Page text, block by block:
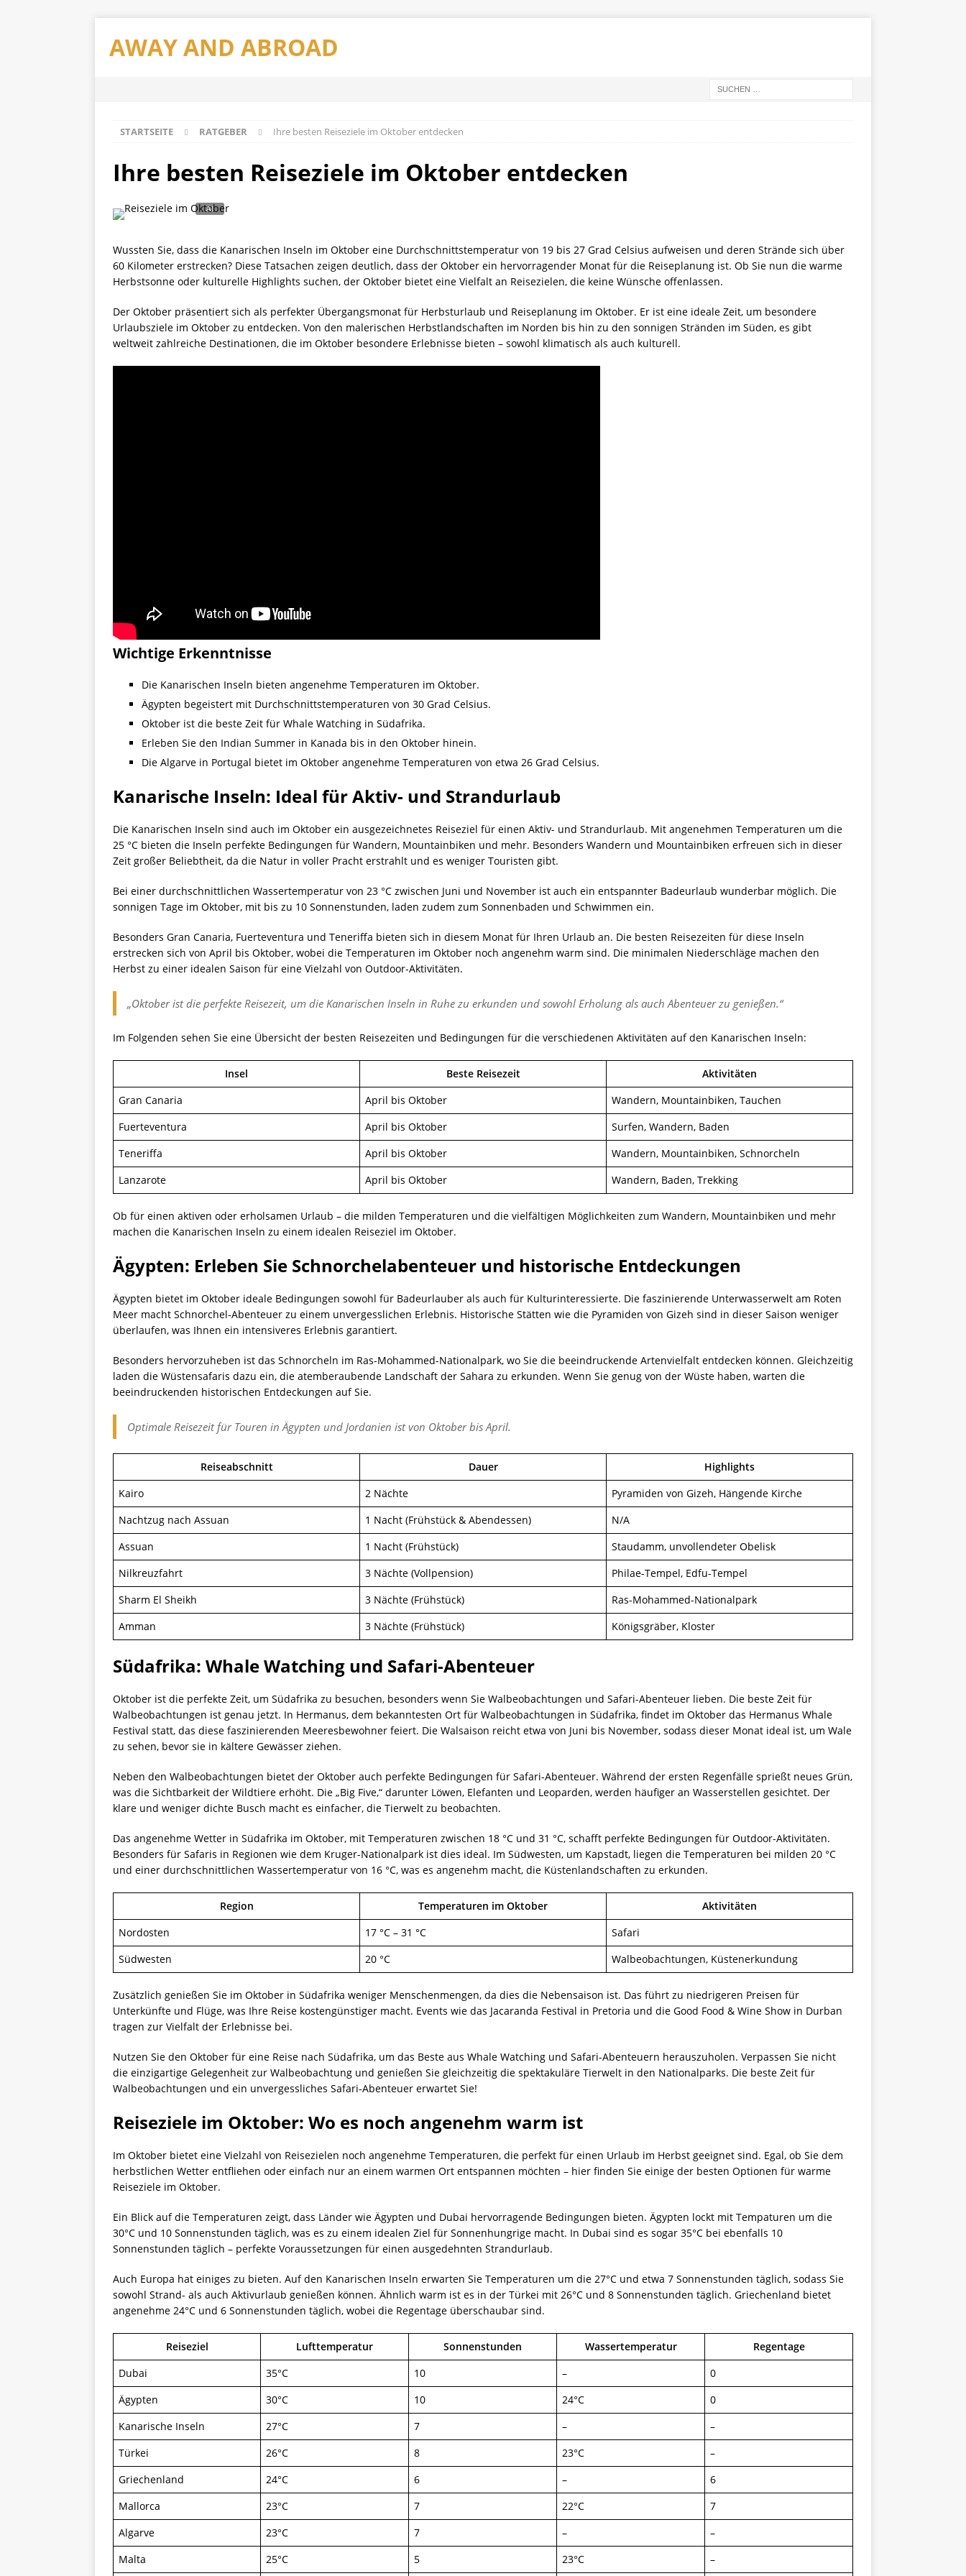
AWAY AND ABROAD
STARTSEITE RATGEBER Ihre besten Reiseziele im Oktober entdecken
Ihre besten Reiseziele im Oktober entdecken
Wussten Sie, dass die Kanarischen Inseln im Oktober eine Durchschnittstemperatur von 19 bis 27 Grad Celsius aufweisen und deren Strände sich über
60 Kilometer erstrecken? Diese Tatsachen zeigen deutlich, dass der Oktober ein hervorragender Monat für die Reiseplanung ist. Ob Sie nun die warme
Herbstsonne oder kulturelle Highlights suchen, der Oktober bietet eine Vielfalt an Reisezielen, die keine Wünsche offenlassen.
Der Oktober präsentiert sich als perfekter Übergangsmonat für Herbsturlaub und Reiseplanung im Oktober. Er ist eine ideale Zeit, um besondere
Urlaubsziele im Oktober zu entdecken. Von den malerischen Herbstlandschaften im Norden bis hin zu den sonnigen Stränden im Süden, es gibt
weltweit zahlreiche Destinationen, die im Oktober besondere Erlebnisse bieten – sowohl klimatisch als auch kulturell.
Wichtige Erkenntnisse
Die Kanarischen Inseln bieten angenehme Temperaturen im Oktober.
Ägypten begeistert mit Durchschnittstemperaturen von 30 Grad Celsius.
Oktober ist die beste Zeit für Whale Watching in Südafrika.
Erleben Sie den Indian Summer in Kanada bis in den Oktober hinein.
Die Algarve in Portugal bietet im Oktober angenehme Temperaturen von etwa 26 Grad Celsius.
Kanarische Inseln: Ideal für Aktiv- und Strandurlaub
Die Kanarischen Inseln sind auch im Oktober ein ausgezeichnetes Reiseziel für einen Aktiv- und Strandurlaub. Mit angenehmen Temperaturen um die
25 °C bieten die Inseln perfekte Bedingungen für Wandern, Mountainbiken und mehr. Besonders Wandern und Mountainbiken erfreuen sich in dieser
Zeit großer Beliebtheit, da die Natur in voller Pracht erstrahlt und es weniger Touristen gibt.
Bei einer durchschnittlichen Wassertemperatur von 23 °C zwischen Juni und November ist auch ein entspannter Badeurlaub wunderbar möglich. Die
sonnigen Tage im Oktober, mit bis zu 10 Sonnenstunden, laden zudem zum Sonnenbaden und Schwimmen ein.
Besonders Gran Canaria, Fuerteventura und Teneriffa bieten sich in diesem Monat für Ihren Urlaub an. Die besten Reisezeiten für diese Inseln
erstrecken sich von April bis Oktober, wobei die Temperaturen im Oktober noch angenehm warm sind. Die minimalen Niederschläge machen den
Herbst zu einer idealen Saison für eine Vielzahl von Outdoor-Aktivitäten.
„Oktober ist die perfekte Reisezeit, um die Kanarischen Inseln in Ruhe zu erkunden und sowohl Erholung als auch Abenteuer zu genießen.“
Im Folgenden sehen Sie eine Übersicht der besten Reisezeiten und Bedingungen für die verschiedenen Aktivitäten auf den Kanarischen Inseln:
Insel Beste Reisezeit
Aktivitäten
Gran Canaria
April bis Oktober
Wandern, Mountainbiken, Tauchen
Fuerteventura
April bis Oktober
Surfen, Wandern, Baden
Teneriffa
April bis Oktober
Wandern, Mountainbiken, Schnorcheln
Lanzarote
April bis Oktober Wandern, Baden, Trekking
Ob für einen aktiven oder erholsamen Urlaub – die milden Temperaturen und die vielfältigen Möglichkeiten zum Wandern, Mountainbiken und mehr
machen die Kanarischen Inseln zu einem idealen Reiseziel im Oktober.
Ägypten: Erleben Sie Schnorchelabenteuer und historische Entdeckungen
Ägypten bietet im Oktober ideale Bedingungen sowohl für Badeurlauber als auch für Kulturinteressierte. Die faszinierende Unterwasserwelt am Roten
Meer macht Schnorchel-Abenteuer zu einem unvergesslichen Erlebnis. Historische Stätten wie die Pyramiden von Gizeh sind in dieser Saison weniger
überlaufen, was Ihnen ein intensiveres Erlebnis garantiert.
Besonders hervorzuheben ist das Schnorcheln im Ras-Mohammed-Nationalpark, wo Sie die beeindruckende Artenvielfalt entdecken können. Gleichzeitig
laden die Wüstensafaris dazu ein, die atemberaubende Landschaft der Sahara zu erkunden. Wenn Sie genug von der Wüste haben, warten die
beeindruckenden historischen Entdeckungen auf Sie.
Optimale Reisezeit für Touren in Ägypten und Jordanien ist von Oktober bis April.
Reiseabschnitt Dauer
Highlights
Kairo
2 Nächte
Pyramiden von Gizeh, Hängende Kirche
Nachtzug nach Assuan
1 Nacht (Frühstück & Abendessen)
N/A
Assuan
1 Nacht (Frühstück)
Staudamm, unvollendeter Obelisk
Nilkreuzfahrt
3 Nächte (Vollpension)
Philae-Tempel, Edfu-Tempel
Sharm El Sheikh
3 Nächte (Frühstück)
Ras-Mohammed-Nationalpark
Amman
3 Nächte (Frühstück) Königsgräber, Kloster
Südafrika: Whale Watching und Safari-Abenteuer
Oktober ist die perfekte Zeit, um Südafrika zu besuchen, besonders wenn Sie Walbeobachtungen und Safari-Abenteuer lieben. Die beste Zeit für
Walbeobachtungen ist genau jetzt. In Hermanus, dem bekanntesten Ort für Walbeobachtungen in Südafrika, findet im Oktober das Hermanus Whale
Festival statt, das diese faszinierenden Meeresbewohner feiert. Die Walsaison reicht etwa von Juni bis November, sodass dieser Monat ideal ist, um Wale
zu sehen, bevor sie in kältere Gewässer ziehen.
Neben den Walbeobachtungen bietet der Oktober auch perfekte Bedingungen für Safari-Abenteuer. Während der ersten Regenfälle sprießt neues Grün,
was die Sichtbarkeit der Wildtiere erhöht. Die „Big Five,“ darunter Löwen, Elefanten und Leoparden, werden häufiger an Wasserstellen gesichtet. Der
klare und weniger dichte Busch macht es einfacher, die Tierwelt zu beobachten.
Das angenehme Wetter in Südafrika im Oktober, mit Temperaturen zwischen 18 °C und 31 °C, schafft perfekte Bedingungen für Outdoor-Aktivitäten.
Besonders für Safaris in Regionen wie dem Kruger-Nationalpark ist dies ideal. Im Südwesten, um Kapstadt, liegen die Temperaturen bei milden 20 °C
und einer durchschnittlichen Wassertemperatur von 16 °C, was es angenehm macht, die Küstenlandschaften zu erkunden.
Region Temperaturen im Oktober
Aktivitäten
Nordosten
17 °C – 31 °C
Safari
Südwesten
20 °C Walbeobachtungen, Küstenerkundung
Zusätzlich genießen Sie im Oktober in Südafrika weniger Menschenmengen, da dies die Nebensaison ist. Das führt zu niedrigeren Preisen für
Unterkünfte und Flüge, was Ihre Reise kostengünstiger macht. Events wie das Jacaranda Festival in Pretoria und die Good Food & Wine Show in Durban
tragen zur Vielfalt der Erlebnisse bei.
Nutzen Sie den Oktober für eine Reise nach Südafrika, um das Beste aus Whale Watching und Safari-Abenteuern herauszuholen. Verpassen Sie nicht
die einzigartige Gelegenheit zur Walbeobachtung und genießen Sie gleichzeitig die spektakuläre Tierwelt in den Nationalparks. Die beste Zeit für
Walbeobachtungen und ein unvergessliches Safari-Abenteuer erwartet Sie!
Reiseziele im Oktober: Wo es noch angenehm warm ist
Im Oktober bietet eine Vielzahl von Reisezielen noch angenehme Temperaturen, die perfekt für einen Urlaub im Herbst geeignet sind. Egal, ob Sie dem
herbstlichen Wetter entfliehen oder einfach nur an einem warmen Ort entspannen möchten – hier finden Sie einige der besten Optionen für warme
Reiseziele im Oktober.
Ein Blick auf die Temperaturen zeigt, dass Länder wie Ägypten und Dubai hervorragende Bedingungen bieten. Ägypten lockt mit Tempaturen um die
30°C und 10 Sonnenstunden täglich, was es zu einem idealen Ziel für Sonnenhungrige macht. In Dubai sind es sogar 35°C bei ebenfalls 10
Sonnenstunden täglich – perfekte Voraussetzungen für einen ausgedehnten Strandurlaub.
Auch Europa hat einiges zu bieten. Auf den Kanarischen Inseln erwarten Sie Temperaturen um die 27°C und etwa 7 Sonnenstunden täglich, sodass Sie
sowohl Strand- als auch Aktivurlaub genießen können. Ähnlich warm ist es in der Türkei mit 26°C und 8 Sonnenstunden täglich. Griechenland bietet
angenehme 24°C und 6 Sonnenstunden täglich, wobei die Regentage überschaubar sind.
Reiseziel Lufttemperatur Sonnenstunden Wassertemperatur
Regentage
Dubai
35°C 10 –
0
Ägypten
30°C 10 24°C
0
Kanarische Inseln
27°C 7 –
–
Türkei
26°C 8 23°C
–
Griechenland
24°C 6 –
6
Mallorca
23°C 7 22°C
7
Algarve
23°C 7 –
–
Malta
25°C 5 23°C –